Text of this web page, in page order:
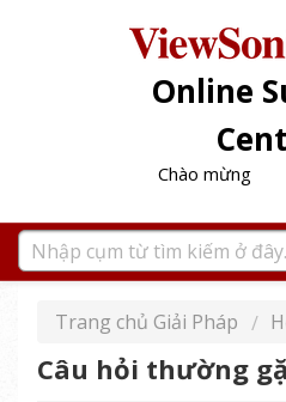
Online
Chào mừng
Trang chủ Giải Pháp
Câu hỏi thường